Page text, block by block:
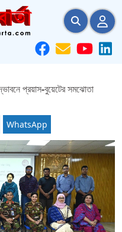
প্রয়াস-বুয়েটের সমঝোতা
WhatsApp